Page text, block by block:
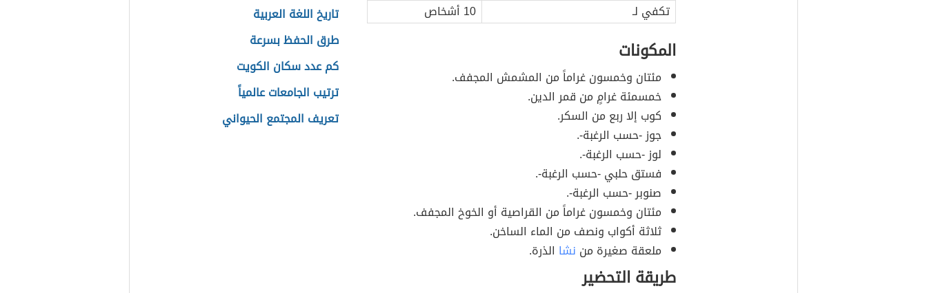
تكفي لـ
10 أشخاص
المكونات
مئتان وخمسون غراماً من المشمش المجفف.
خمسمئة غرامٍ من قمر الدين.
كوب إلا ربع من السكر.
جوز -حسب الرغبة-.
لوز -حسب الرغبة-.
فستق حلبي -حسب الرغبة-.
صنوبر -حسب الرغبة-.
مئتان وخمسون غراماً من القراصية أو الخوخ المجفف.
ثلاثة أكواب ونصف من الماء الساخن.
ملعقة صغيرة من نشا الذرة.
طريقة التحضير
تاريخ اللغة العربية
طرق الحفظ بسرعة
كم عدد سكان الكويت
ترتيب الجامعات عالمياً
تعريف المجتمع الحيواني